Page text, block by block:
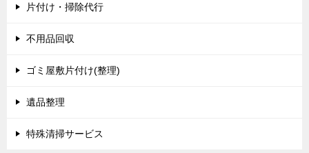
片付け・掃除代行
不用品回収
ゴミ屋敷片付け(整理)
遺品整理
特殊清掃サービス